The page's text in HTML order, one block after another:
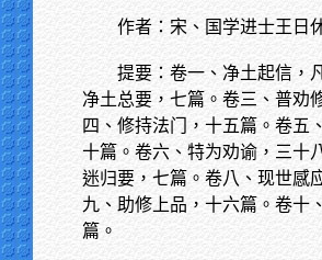
作者：宋、国学进士王日
提要：卷一、净土起信，
净土总要，七篇。卷三、普劝
四、修持法门，十五篇。卷五
十篇。卷六、特为劝谕，三十
迷归要，七篇。卷八、现世感
九、助修上品，十六篇。卷十
篇。